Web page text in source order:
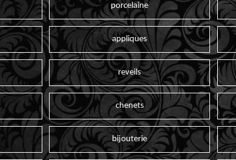
porcelaine
appliques
reveils
chenets
bijouterie